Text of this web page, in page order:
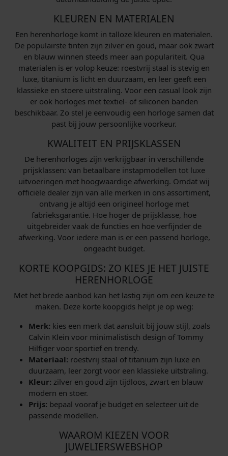
KLEUREN EN MATERIALEN
Een herenhorloge komt in talloze kleuren en materialen.
De populairste tinten zijn zilver en goud, maar ook zwart
en blauw winnen steeds meer aan populariteit. Qua
materialen is er volop keuze: roestvrij staal is stevig en
luxe, titanium is licht en duurzaam, en leer geeft een
klassieke en stoere uitstraling. Voor een casual look zijn
er ook horloges met textiel- of siliconen banden
beschikbaar. Zo stel je eenvoudig een horloge samen dat
past bij jouw persoonlijke voorkeur.
KWALITEIT EN PRIJSKLASSEN
De herenhorloges zijn verkrijgbaar in verschillende
prijsklassen: van betaalbare instapmodellen tot luxe
uitvoeringen met hoogwaardige afwerking. Omdat wij
officiële dealer zijn van alle merken in ons assortiment,
ontvang je altijd een origineel horloge met
fabrieksgarantie. Hoe hoger de prijsklasse, hoe
uitgebreider vaak de functies en hoe verfijnder de
afwerking. Voor iedere man is er een passend horloge,
ongeacht budget.
KORTE KOOPGIDS: ZO KIES JE HET JUISTE
HERENHORLOGE
Met het brede aanbod kan het lastig zijn om een keuze te
maken. Deze korte koopgids helpt je op weg:
Merk: kies een merk dat aansluit bij jouw stijl, zoals
Calvin Klein voor minimalistisch design of Tommy
Hilfiger voor sportief en trendy.
Materiaal: roestvrij staal of titanium zijn luxe en
duurzaam, leer zorgt voor een klassieke uitstraling.
Kleur: zilver en goud zijn tijdloos, zwart en blauw
modern en stoer.
Prijs: bepaal vooraf je budget en selecteer uit de
passende modellen.
WAAROM KIEZEN VOOR
JUWELIERSWEBSHOP